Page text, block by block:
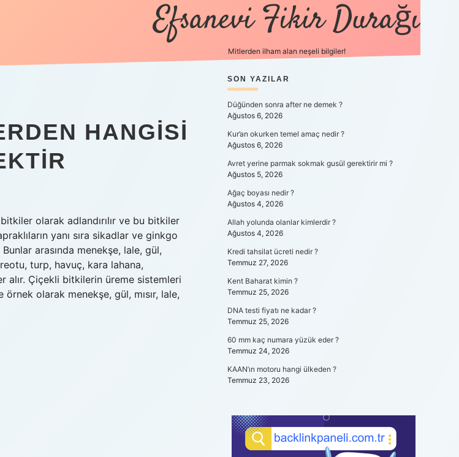
Efsanevi Fikir Durağı
Mitlerden ilham alan neşeli bilgiler!
HANGISI
olarak adlandırılır ve bu bitkiler
yanı sıra sikadlar ve ginkgo
arasında menekşe, lale, gül,
turp, havuç, kara lahana,
alır. Çiçekli bitkilerin üreme sistemleri
olarak menekşe, gül, mısır, lale,
SIDEBAR
SON YAZILAR
Düğünden sonra after ne demek ?
Ağustos 6, 2026
Kur’an okurken temel amaç nedir ?
Ağustos 6, 2026
Avret yerine parmak sokmak gusül gerektirir mi ?
Ağustos 5, 2026
Ağaç boyası nedir ?
Ağustos 4, 2026
Allah yolunda olanlar kimlerdir ?
Ağustos 4, 2026
Kredi tahsilat ücreti nedir ?
Temmuz 27, 2026
Kent Baharat kimin ?
Temmuz 25, 2026
DNA testi fiyatı ne kadar ?
Temmuz 25, 2026
60 mm kaç numara yüzük eder ?
Temmuz 24, 2026
KAAN’ın motoru hangi ülkeden ?
Temmuz 23, 2026